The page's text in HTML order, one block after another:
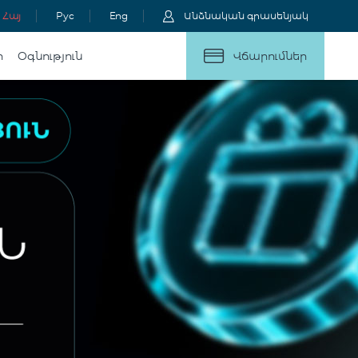
Հայ Рус Eng Անձնական գրասենյակ
Օգնություն Վճարումներ